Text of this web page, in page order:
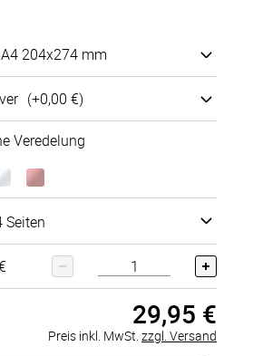
204x274 mm
h
mm
Horizontal
mm
mm
(+0,00 €)
Echt­
+9,00 €
Veredelung
Seiten
29,95 €
Preis inkl. MwSt. zzgl. Versand